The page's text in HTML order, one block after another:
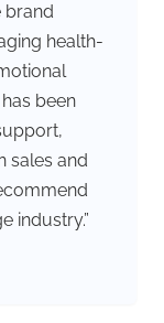
brand
health-
been
sales and
industry.”